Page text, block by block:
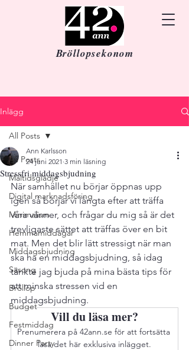
Bröllopsekonom
Inlägg
All Posts
Måltidsglädje
Digital marknadsföring
Minimalism
Hemmamiddagar
Middagsbjudning
Säsong
Bröllop
Budget
Festmiddag
Dinner Party
All Posts
Stressfri middagsbjudning
Ann Karlsson
24 juni 2021 3 min läsning
När samhället nu börjar öppnas upp
igen så börjar vi längta efter att träffa
våra vänner, och frågar du mig så är det
trevligaste sättet att träffas över en bit
mat. Men det blir lätt stressigt när man
ska ha en middagsbjudning, så idag
tänkte jag bjuda på mina bästa tips för
att minska stressen vid en
middagsbjudning.
Vill du läsa mer?
Prenumerera på 42ann.se för att fortsätta
läsa det här exklusiva inlägget.